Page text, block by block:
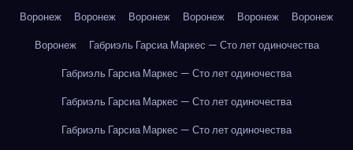
Воронеж
Воронеж Воронеж Воронеж Воронеж
Воронеж
Воронеж
Габриэль Гарсиа Маркес — Сто лет одиночества
Габриэль Гарсиа Маркес — Сто лет одиночества
Габриэль Гарсиа Маркес — Сто лет одиночества
Габриэль Гарсиа Маркес — Сто лет одиночества